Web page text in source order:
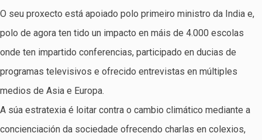
O seu proxecto está apoiado polo primeiro ministro da India e,
polo de agora ten tido un impacto en máis de 4.000 escolas
onde ten impartido conferencias, participado en ducias de
programas televisivos e ofrecido entrevistas en múltiples
medios de Asia e Europa.
A súa estratexia é loitar contra o cambio climático mediante a
concienciación da sociedade ofrecendo charlas en colexios,